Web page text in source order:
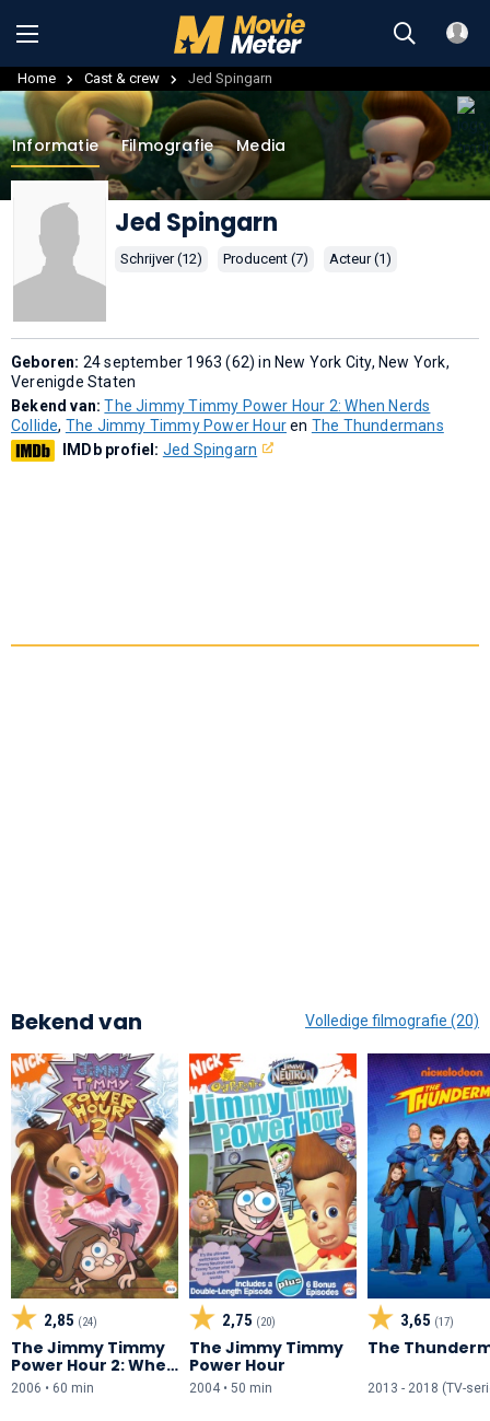
Home Cast & crew Jed Spingarn
Informatie Filmografie Media
Jed Spingarn
Schrijver (12) Producent (7) Acteur (1)
Geboren: 24 september 1963 (62) in New York City, New York,
Verenigde Staten
Bekend van:The Jimmy Timmy Power Hour 2: When Nerds
Collide, The Jimmy Timmy Power Houren The Thundermans
IMDb profiel: Jed Spingarn
Bekend van Volledige filmografie (20)
2,85 (24)
The Jimmy Timmy
Power Hour 2: When
Nerds Collide
2006 • 60 min
2,75 (20)
The Jimmy Timmy
Power Hour
2004 • 50 min
3,65 (17)
The
2013 - 2018 (TV-